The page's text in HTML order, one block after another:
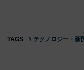
TAGS # テクノロジー・新